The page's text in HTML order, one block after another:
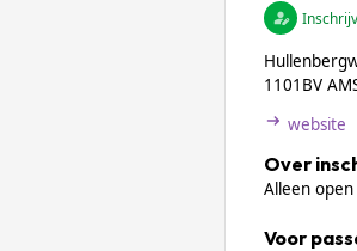
1101BV
website
Over
Alleen
Voor